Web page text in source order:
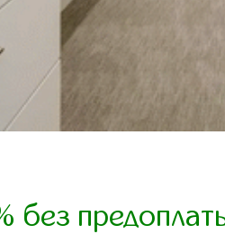
без